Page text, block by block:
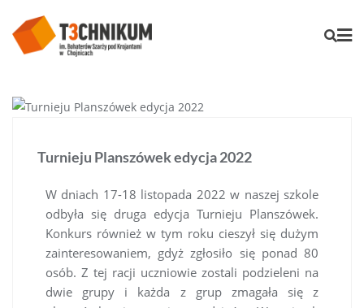
Turnieju Planszówek edycja 2022
W dniach 17-18 listopada 2022 w naszej szkole
odbyła się druga edycja Turnieju Planszówek.
Konkurs również w tym roku cieszył się dużym
zainteresowaniem, gdyż zgłosiło się ponad 80
osób. Z tej racji uczniowie zostali podzieleni na
dwie grupy i każda z grup zmagała się z